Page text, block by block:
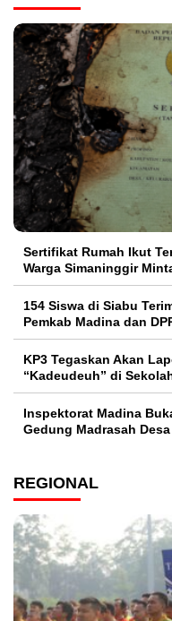
Sertifikat Rumah Ikut
Warga Simaninggir
154 Siswa di Siabu
Pemkab Madina dan
KP3 Tegaskan Akan
“Kadeudeuh” di
Inspektorat Madina
Gedung Madrasah
REGIONAL